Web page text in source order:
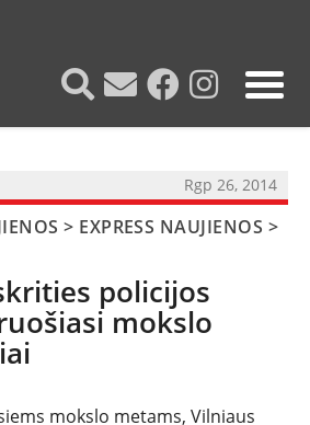
Rgp 26, 2014
> EXPRESS NAUJIENOS >
policijos
mokslo
mokslo metams, Vilniaus